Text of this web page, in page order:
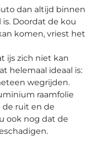
dan altijd binnen
Doordat de kou
komen, vriest het
ijs zich niet kan
helemaal ideaal is:
wegrijden.
raamfolie
de ruit en de
ook nog dat de